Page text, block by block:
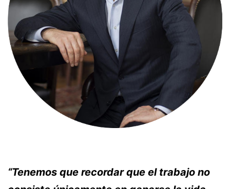
“Tenemos que recordar que el trabajo no